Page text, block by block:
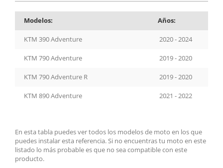
Modelos: Años:
KTM 390 Adventure 2020 - 2024
KTM 790 Adventure 2019 - 2020
KTM 790 Adventure R 2019 - 2020
KTM 890 Adventure 2021 - 2022
En esta tabla puedes ver todos los modelos de moto en los que
puedes instalar esta referencia. Si no encuentras tu moto en este
listado lo más probable es que no sea compatible con este
producto.